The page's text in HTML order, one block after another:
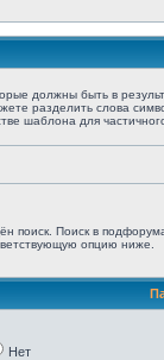
должны быть в
разделить слова
шаблона для
поиск. Поиск в
опцию ниже.
Нет